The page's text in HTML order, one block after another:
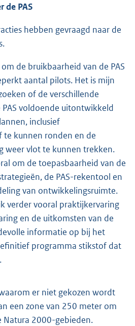
de PAS
hebben gevraagd naar de
de bruikbaarheid van de PAS
aantal pilots. Het is mijn
of de verschillende
voldoende uitontwikkeld
inclusief
te kunnen ronden en de
weer vlot te kunnen trekken.
om de toepasbaarheid van de
de PAS-rekentool en
van ontwikkelingsruimte.
verder vooral praktijkervaring
en de uitkomsten van de
informatie op bij het
programma stikstof dat
er niet gekozen wordt
een zone van 250 meter om
Natura 2000-gebieden.